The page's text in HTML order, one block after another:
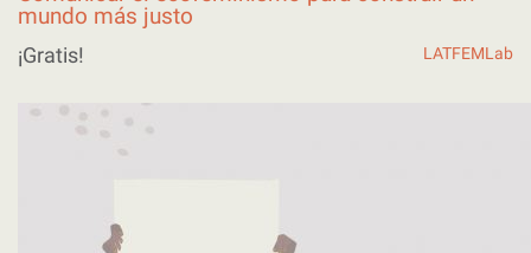
mundo más justo
¡Gratis! LATFEMLab